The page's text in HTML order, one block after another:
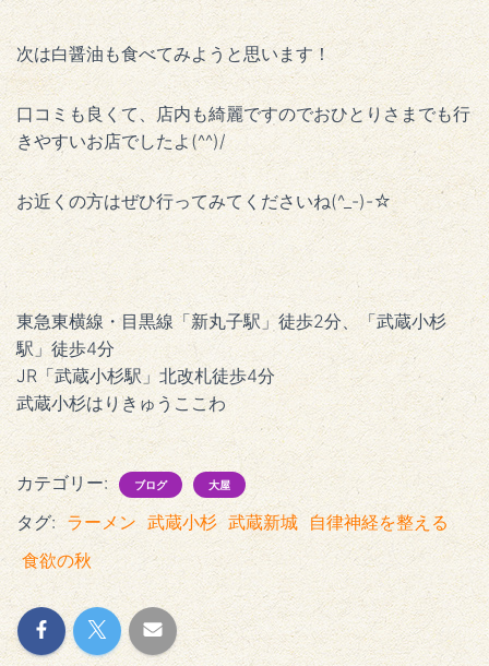
次は白醤油も食べてみようと思います！
口コミも良くて、店内も綺麗ですのでおひとりさまでも行
きやすいお店でしたよ(^^)/
お近くの方はぜひ行ってみてくださいね(^_-)-☆
東急東横線・目黒線「新丸子駅」徒歩2分、「武蔵小杉
駅」徒歩4分
JR「武蔵小杉駅」北改札徒歩4分
武蔵小杉はりきゅうここわ
カテゴリー: ブログ 大屋
タグ: ラーメン 武蔵小杉 武蔵新城 自律神経を整える
食欲の秋